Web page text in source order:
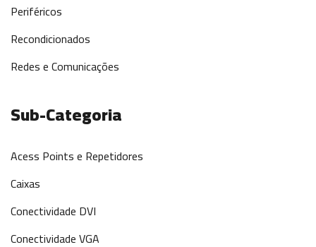
Periféricos
Recondicionados
Redes e Comunicações
Sub-Categoria
Acess Points e Repetidores
Caixas
Conectividade DVI
Conectividade VGA